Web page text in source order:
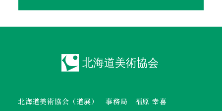
北海道美術協会（道展） 事務局 福原 幸喜